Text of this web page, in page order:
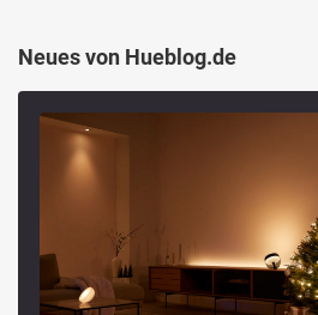
Neues von Hueblog.de